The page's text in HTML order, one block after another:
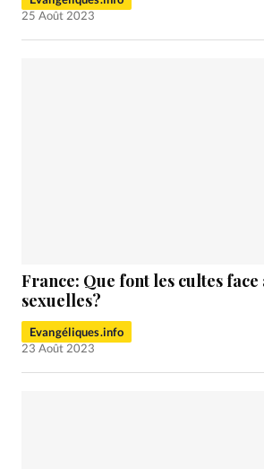
25 Août 2023
France: Que font les cultes face
sexuelles?
Evangéliques.info
23 Août 2023